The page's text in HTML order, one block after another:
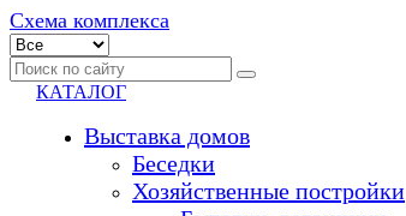
Схема комплекса
КАТАЛОГ
Выставка домов
Беседки
Хозяйственные постройки